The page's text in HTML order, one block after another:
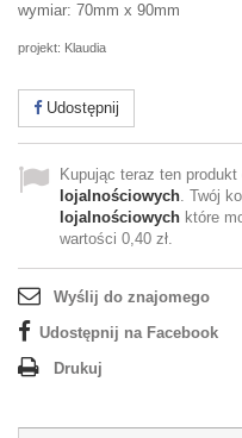
wymiar: 70mm x 90mm
projekt: Klaudia
Udostępnij
Kupując teraz ten
lojalnościowych. Twój
lojalnościowych które
wartości 0,40 zł.
Wyślij do znajomego
Udostępnij na Facebook
Drukuj